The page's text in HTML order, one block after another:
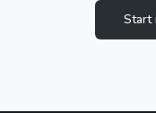
Start